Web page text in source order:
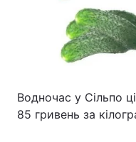
Водночас у Сільпо
85 гривень за